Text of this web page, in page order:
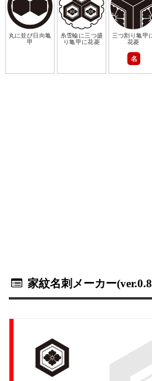
丸に並び日向亀
甲
糸雪輪に三つ盛
り亀甲に花菱
三つ割り亀甲
花菱
名
家紋名刺メーカー